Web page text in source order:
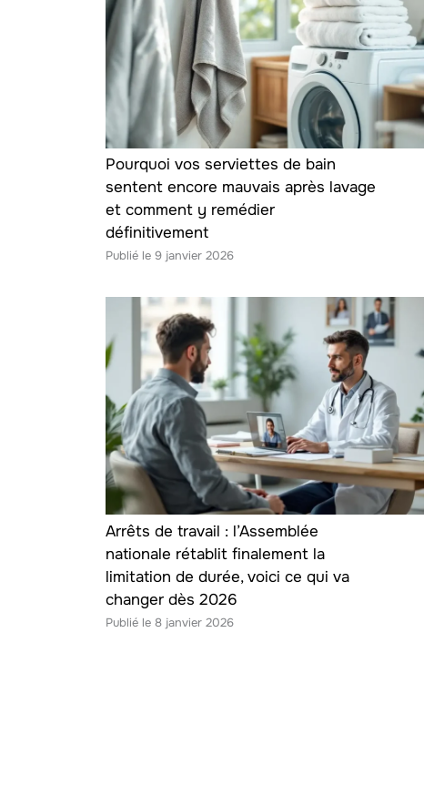
Pourquoi vos serviettes de bain
sentent encore mauvais après lavage
et comment y remédier
définitivement
9 janvier 2026
Arrêts de travail : l’Assemblée
nationale rétablit finalement la
limitation de durée, voici ce qui va
changer dès 2026
8 janvier 2026